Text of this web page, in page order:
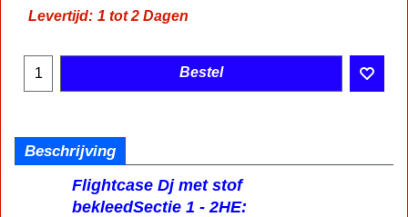
Levertijd: 1 tot 2 Dagen
Bestel
Beschrijving
Flightcase Dj met stof
bekleedSectie 1 - 2HE: